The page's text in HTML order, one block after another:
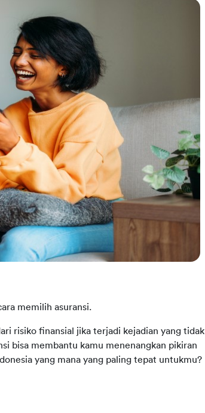
memilih asuransi.
risiko finansial jika terjadi kejadian yang tidak
bisa membantu kamu menenangkan pikiran
yang mana yang paling tepat untukmu?